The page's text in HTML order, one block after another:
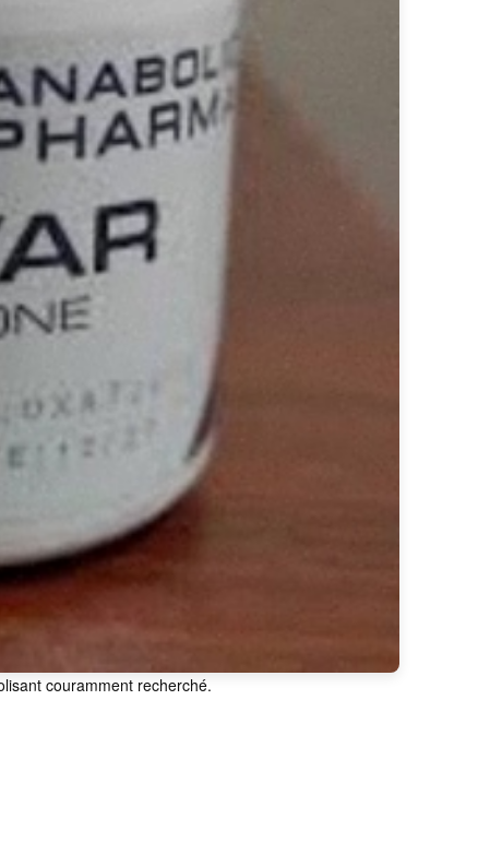
couramment recherché.